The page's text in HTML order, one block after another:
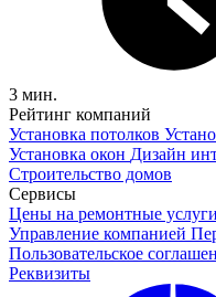
3 мин.
Рейтинг компаний
Установка потолков
Установка окон Дизайн
Строительство домов
Сервисы
Цены на ремонтные услуги
Управление компанией
Пользовательское
Реквизиты